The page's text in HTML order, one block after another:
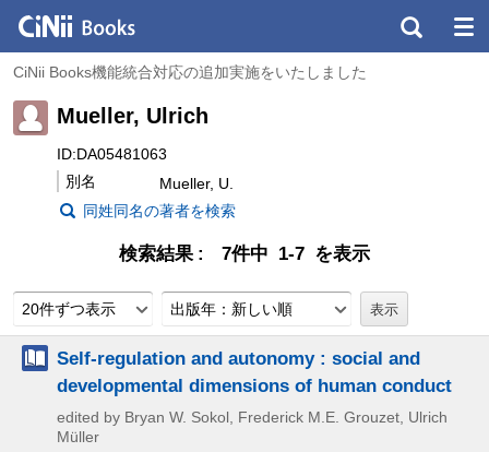
CiNii Books機能統合対応の追加実施をいたしました
Mueller, Ulrich
ID:DA05481063
別名
Mueller, U.
同姓同名の著者を検索
検索結果 7件中 1-7 を表示
20件ずつ表示 出版年：新しい順
Self-regulation and autonomy : social and
developmental dimensions of human conduct
edited by Bryan W. Sokol, Frederick M.E. Grouzet, Ulrich
Müller